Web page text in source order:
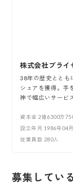
株式会社ブライ
38年の歴史ととも
シェアを獲得。手
神で幅広いサービ
資本金 2億6300万
設立年月 1986年04月
従業員数 280人
募集してい